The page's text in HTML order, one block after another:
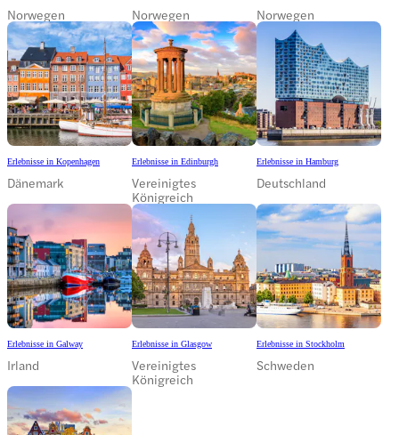
Norwegen Norwegen Norwegen
Erlebnisse in Kopenhagen
Dänemark
Erlebnisse in Edinburgh
Vereinigtes
Königreich
Erlebnisse in Hamburg
Deutschland
Erlebnisse in Galway
Irland
Erlebnisse in Glasgow
Vereinigtes
Königreich
Erlebnisse in Stockholm
Schweden